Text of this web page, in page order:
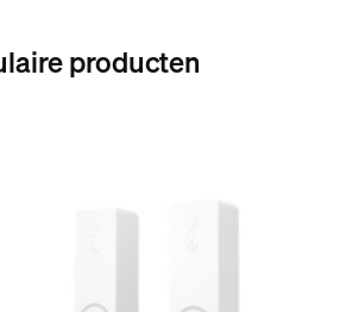
producten